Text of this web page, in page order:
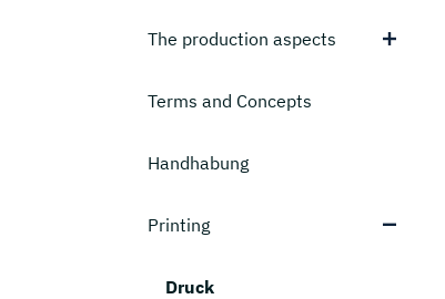
The production aspects
Terms and Concepts
Handhabung
Printing
Druck